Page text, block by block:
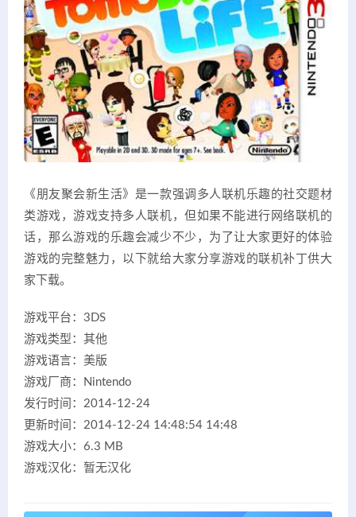
《朋友聚会新生活》是一款强调多人联机乐趣的社交题材
类游戏，游戏支持多人联机，但如果不能进行网络联机的
话，那么游戏的乐趣会减少不少，为了让大家更好的体验
游戏的完整魅力，以下就给大家分享游戏的联机补丁供大
家下载。
游戏平台：3DS
游戏类型：其他
游戏语言：美版
游戏厂商：Nintendo
发行时间：2014-12-24
更新时间：2014-12-24 14:48:54 14:48
游戏大小：6.3 MB
游戏汉化：暂无汉化